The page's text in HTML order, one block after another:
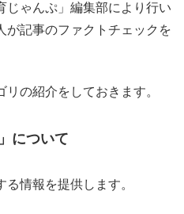
じゃんぷ」編集部により行い
が記事のファクトチェックを
の紹介をしておきます。
について
情報を提供します。